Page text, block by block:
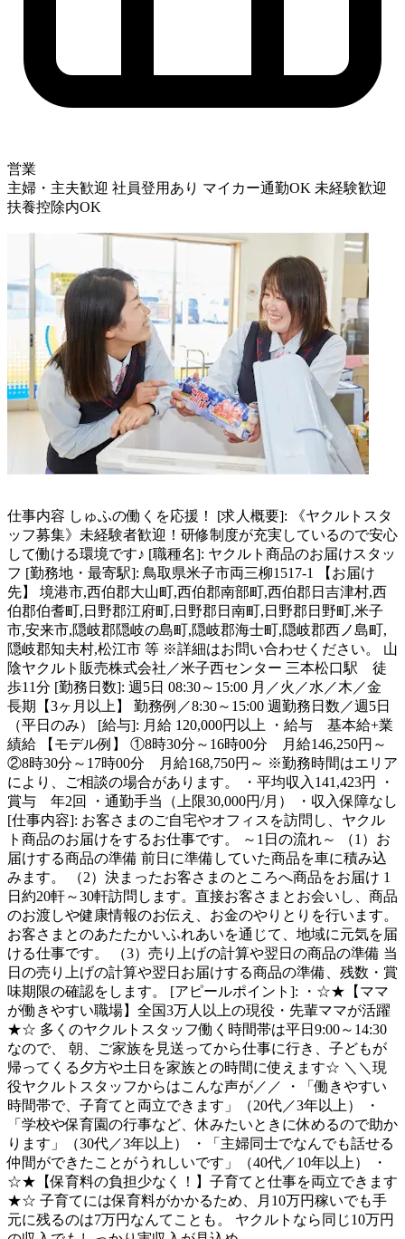
営業
主婦・主夫歓迎 社員登用あり マイカー通勤OK 未経験歓迎
扶養控除内OK
仕事内容 しゅふの働くを応援！ [求人概要]: 《ヤクルトスタ
ッフ募集》未経験者歓迎！研修制度が充実しているので安心
して働ける環境です♪ [職種名]: ヤクルト商品のお届けスタッ
フ [勤務地・最寄駅]: 鳥取県米子市両三柳1517-1 【お届け
先】 境港市,西伯郡大山町,西伯郡南部町,西伯郡日吉津村,西
伯郡伯耆町,日野郡江府町,日野郡日南町,日野郡日野町,米子
市,安来市,隠岐郡隠岐の島町,隠岐郡海士町,隠岐郡西ノ島町,
隠岐郡知夫村,松江市 等 ※詳細はお問い合わせください。 山
陰ヤクルト販売株式会社／米子西センター 三本松口駅 徒
歩11分 [勤務日数]: 週5日 08:30～15:00 月／火／水／木／金
長期【3ヶ月以上】 勤務例／8:30～15:00 週勤務日数／週5日
（平日のみ） [給与]: 月給 120,000円以上 ・給与 基本給+業
績給 【モデル例】 ①8時30分～16時00分 月給146,250円～
②8時30分～17時00分 月給168,750円～ ※勤務時間はエリア
により、ご相談の場合があります。 ・平均収入141,423円 ・
賞与 年2回 ・通勤手当（上限30,000円/月） ・収入保障なし
[仕事内容]: お客さまのご自宅やオフィスを訪問し、ヤクル
ト商品のお届けをするお仕事です。 ～1日の流れ～ （1）お
届けする商品の準備 前日に準備していた商品を車に積み込
みます。 （2）決まったお客さまのところへ商品をお届け 1
日約20軒～30軒訪問します。直接お客さまとお会いし、商品
のお渡しや健康情報のお伝え、お金のやりとりを行います。
お客さまとのあたたかいふれあいを通じて、地域に元気を届
ける仕事です。 （3）売り上げの計算や翌日の商品の準備 当
日の売り上げの計算や翌日お届けする商品の準備、残数・賞
味期限の確認をします。 [アピールポイント]: ・☆★【ママ
が働きやすい職場】全国3万人以上の現役・先輩ママが活躍
★☆ 多くのヤクルトスタッフ働く時間帯は平日9:00～14:30
なので、 朝、ご家族を見送ってから仕事に行き、子どもが
帰ってくる夕方や土日を家族との時間に使えます☆ ＼＼現
役ヤクルトスタッフからはこんな声が／／ ・「働きやすい
時間帯で、子育てと両立できます」（20代／3年以上） ・
「学校や保育園の行事など、休みたいときに休めるので助か
ります」（30代／3年以上） ・「主婦同士でなんでも話せる
仲間ができたことがうれしいです」（40代／10年以上） ・
☆★【保育料の負担少なく！】子育てと仕事を両立できます
★☆ 子育てには保育料がかかるため、月10万円稼いでも手
元に残るのは7万円なんてことも。 ヤクルトなら同じ10万円